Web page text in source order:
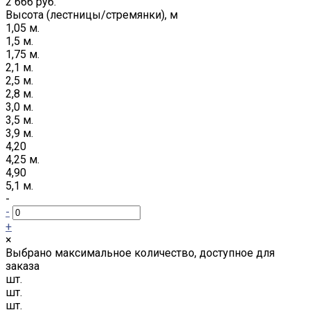
Высота (лестницы/стремянки), м
1,05 м.
1,5 м.
1,75 м.
2,1 м.
2,5 м.
2,8 м.
3,0 м.
3,5 м.
3,9 м.
4,20
4,25 м.
4,90
5,1 м.
-
-
+
×
Выбрано максимальное количество, доступное для
заказа
шт.
шт.
шт.